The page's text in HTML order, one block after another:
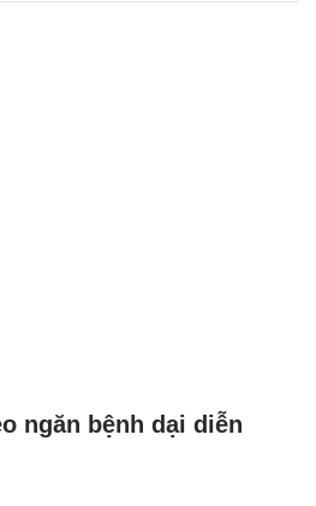
ngăn bệnh dại diễn